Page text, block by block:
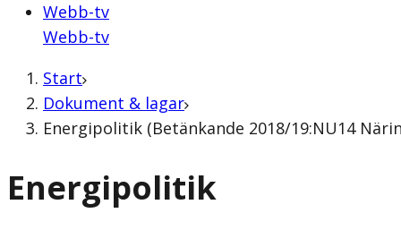
Webb-tv
Webb-tv
Start
Dokument & lagar
Energipolitik (Betänkande 2018/19:NU14
Energipolitik